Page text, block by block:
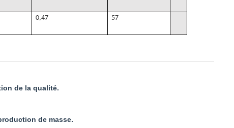
0,47 57
de la qualité.
de masse.